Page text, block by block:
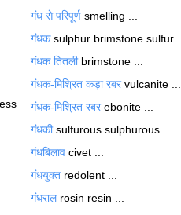
गंध से परिपूर्ण smelling ...
गंधकsulphur brimstone sulfur ...
गंधक तितलीbrimstone ...
गंधक-मिश्रित कड़ा रबरvulcanite ...
गंधक-मिश्रित रबरebonite ...
गंधकीsulfurous sulphurous ...
गंधबिलाव civet ...
गंधयुक्त redolent ...
गंधरालrosin resin ...